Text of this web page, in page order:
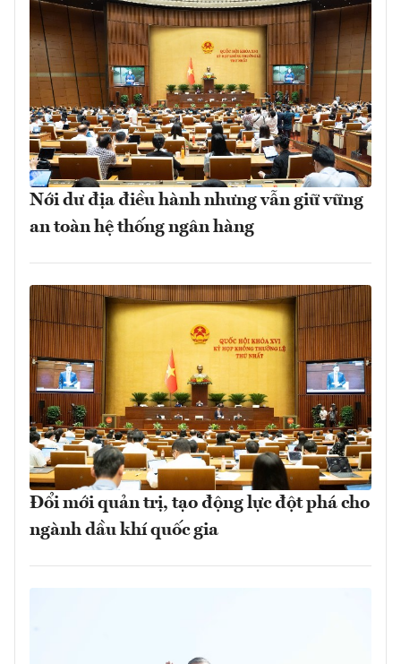
Nới dư địa điều hành nhưng vẫn giữ vững
an toàn hệ thống ngân hàng
Đổi mới quản trị, tạo động lực đột phá cho
ngành dầu khí quốc gia